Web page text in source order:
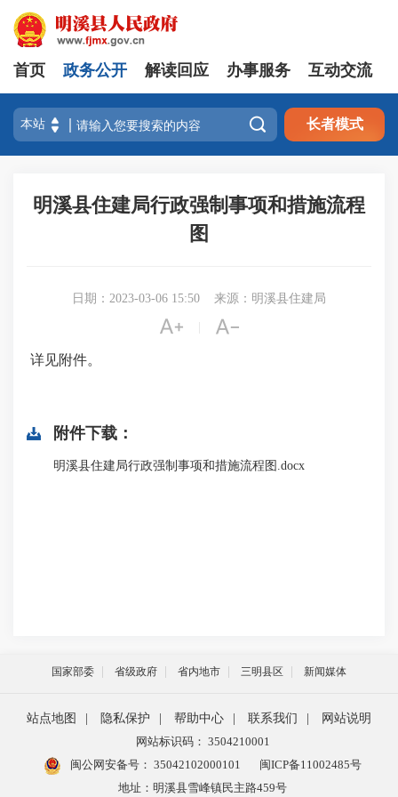
首页 政务公开 解读回应 办事服务 互动交流
 长者模式
明溪县住建局行政强制事项和措施流程
图
日期：2023-03-06 15:50 来源：明溪县住建局
 
详见附件。
附件下载：
明溪县住建局行政强制事项和措施流程图.docx
国家部委 省级政府 省内地市 三明县区 新闻媒体
站点地图 隐私保护 帮助中心 联系我们
网站说明
网站标识码： 3504210001
闽公网安备号： 35042102000101
闽ICP备11002485号
地址：明溪县雪峰镇民主路459号